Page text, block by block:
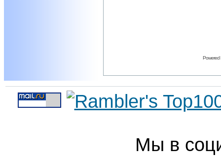
Powered
Мы в